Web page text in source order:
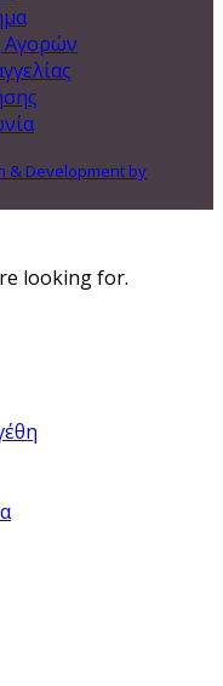
Αγορών
& Development by
looking for.